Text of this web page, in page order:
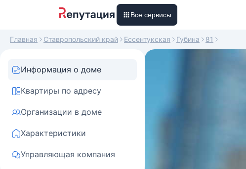
Все сервисы
Главная Ставропольский край Ессентукская Губина 81
Информация о доме
Квартиры по адресу
Организации в доме
Характеристики
Управляющая компания